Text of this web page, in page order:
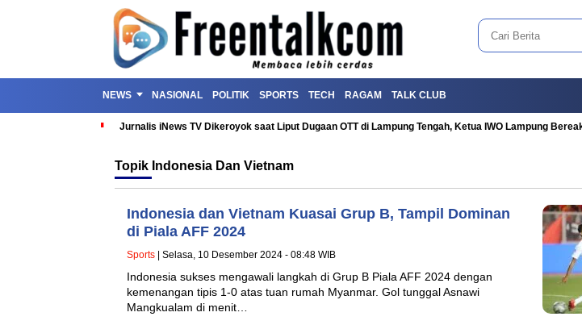
NEWS NASIONAL POLITIK SPORTS TECH RAGAM TALK CLUB
Jurnalis iNews TV Dikeroyok saat Liput Dugaan OTT di Lampung Tengah, Ketua IWO Lampung
Topik Indonesia Dan Vietnam
Indonesia dan Vietnam Kuasai Grup B, Tampil Dominan
di Piala AFF 2024
Sports | Selasa, 10 Desember 2024 - 08:48 WIB
Indonesia sukses mengawali langkah di Grup B Piala AFF 2024 dengan
kemenangan tipis 1-0 atas tuan rumah Myanmar. Gol tunggal Asnawi
Mangkualam di menit…